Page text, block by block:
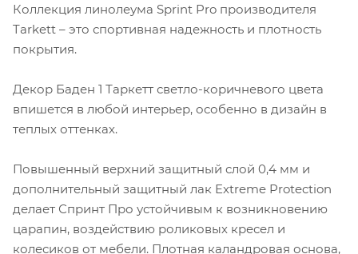
Коллекция линолеума Sprint Pro производителя
Tarkett – это спортивная надежность и плотность
покрытия.
Декор Баден 1 Таркетт светло-коричневого цвета
впишется в любой интерьер, особенно в дизайн в
теплых оттенках.
Повышенный верхний защитный слой 0,4 мм и
дополнительный защитный лак Extreme Protection
делает Спринт Про устойчивым к возникновению
царапин, воздействию роликовых кресел и
колесиков от мебели. Плотная каландровая основа,